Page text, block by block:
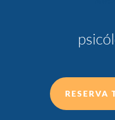
RESERVA